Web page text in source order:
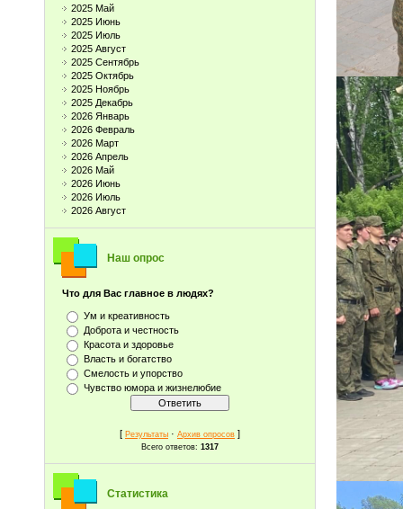
2025 Май
2025 Июнь
2025 Июль
2025 Август
2025 Сентябрь
2025 Октябрь
2025 Ноябрь
2025 Декабрь
2026 Январь
2026 Февраль
2026 Март
2026 Апрель
2026 Май
2026 Июнь
2026 Июль
2026 Август
Наш опрос
Что для Вас главное в людях?
Ум и креативность
Доброта и честность
Красота и здоровье
Власть и богатство
Смелость и упорство
Чувство юмора и жизнелюбие
[ Результаты · Архив опросов ]
Всего ответов: 1317
Статистика